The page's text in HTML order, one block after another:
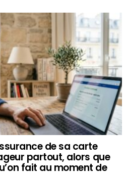
de sa carte
partout, alors que
fait au moment de